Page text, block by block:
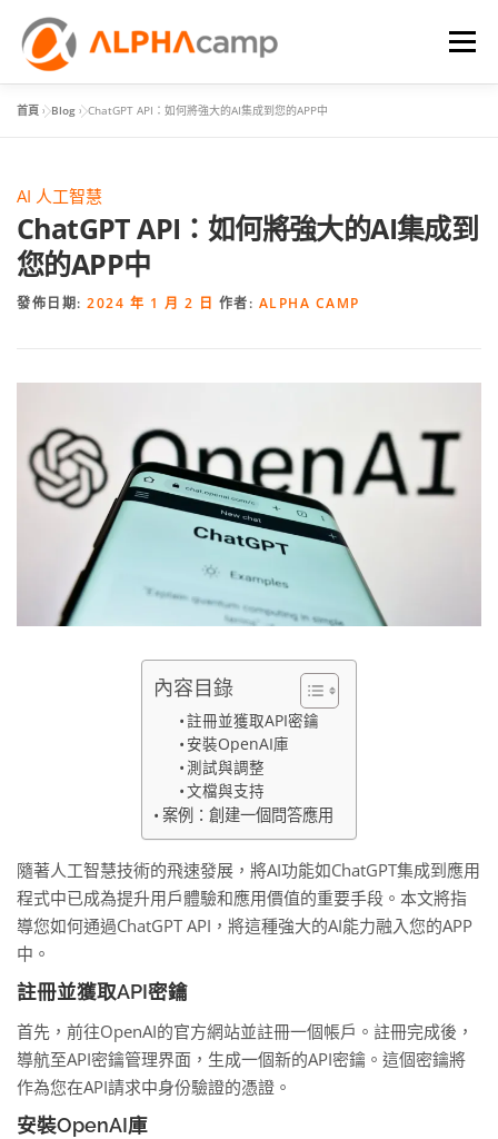
選單
FAQ
首頁 »Blog »ChatGPT API：如何將強大的AI集成到您的APP中
AI 人工智慧
ChatGPT API：如何將強大的AI集成到
您的APP中
發佈日期: 2024 年 1 月 2 日 作者: ALPHA CAMP
內容目錄
註冊並獲取API密鑰
安裝OpenAI庫
測試與調整
文檔與支持
案例：創建一個問答應用
隨著人工智慧技術的飛速發展，將AI功能如ChatGPT集成到應用
程式中已成為提升用戶體驗和應用價值的重要手段。本文將指
導您如何通過ChatGPT API，將這種強大的AI能力融入您的APP
中。
註冊並獲取API密鑰
首先，前往OpenAI的官方網站並註冊一個帳戶。註冊完成後，
導航至API密鑰管理界面，生成一個新的API密鑰。這個密鑰將
作為您在API請求中身份驗證的憑證。
安裝OpenAI庫